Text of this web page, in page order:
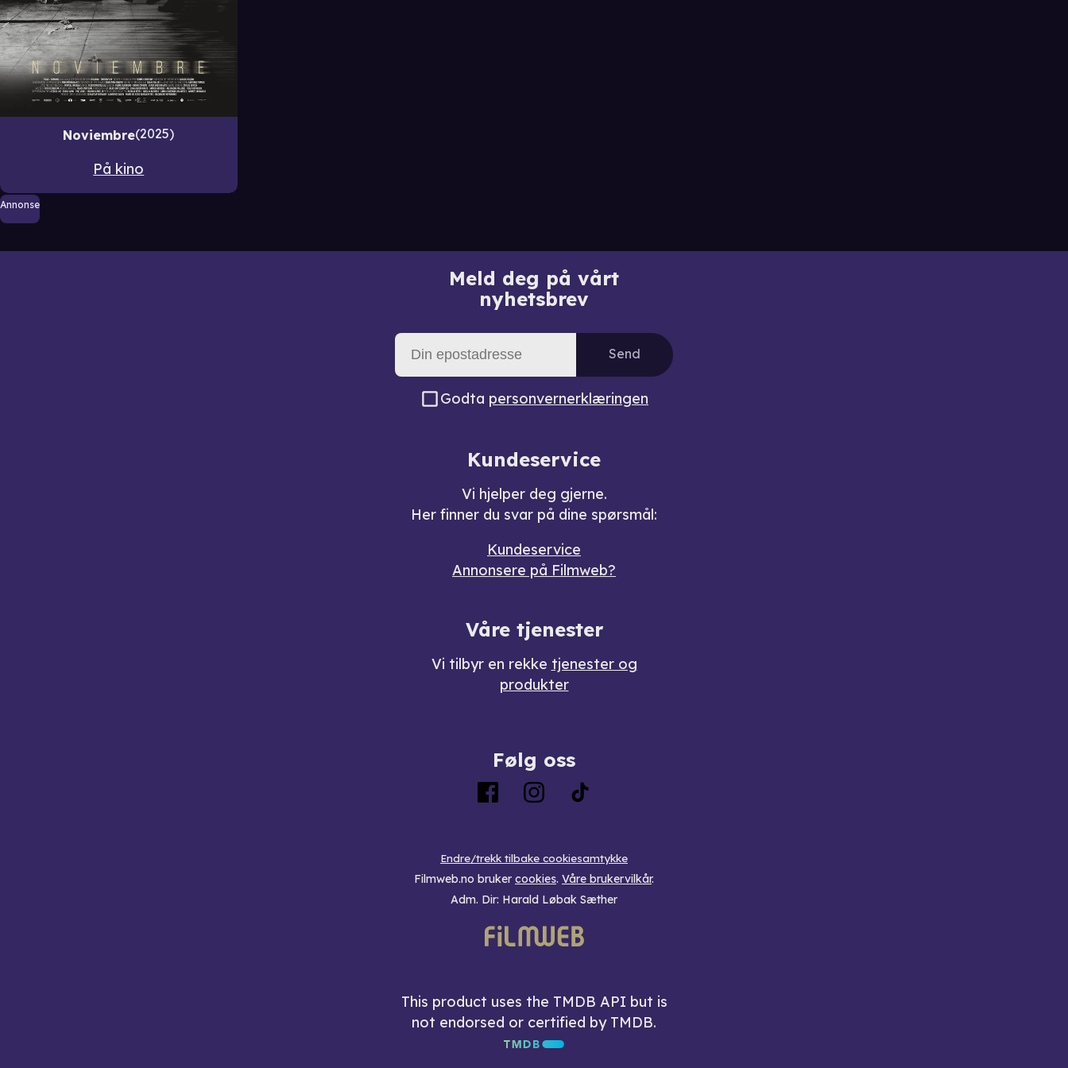
Noviembre 2025
På kino
Annonse
Meld deg på vårt
nyhetsbrev
Send
Godta personvernerklæringen
Kundeservice
Vi hjelper deg gjerne.
Her finner du svar på dine spørsmål:
Kundeservice
Annonsere på Filmweb?
Våre tjenester
Vi tilbyr en rekke tjenester og
produkter
Følg oss
Endre/trekk tilbake cookiesamtykke
Filmweb.no bruker cookies. Våre brukervilkår.
Adm. Dir: Harald Løbak Sæther
This product uses the TMDB API but is
not endorsed or certified by TMDB.